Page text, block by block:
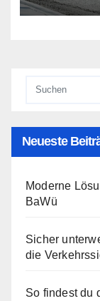
Neueste
Moderne
BaWü
Sicher
die
So findest du